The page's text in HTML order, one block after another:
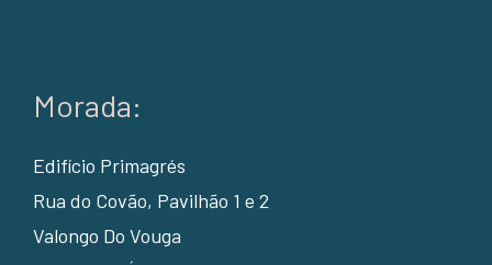
Morada:
Edifício Primagrés
Rua do Covão, Pavilhão 1 e 2
Valongo Do Vouga